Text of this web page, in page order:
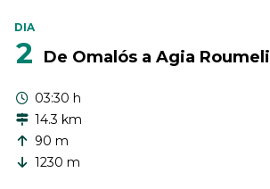
DIA
2 De Omalós a Agia Roumeli
03:30 h
14.3 km
90 m
1230 m